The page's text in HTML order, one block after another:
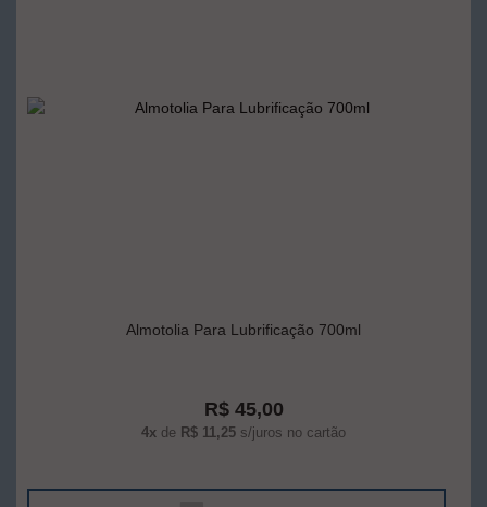
Almotolia Para Lubrificação 700ml
R$ 45,00
4x de R$ 11,25 s/juros no cartão